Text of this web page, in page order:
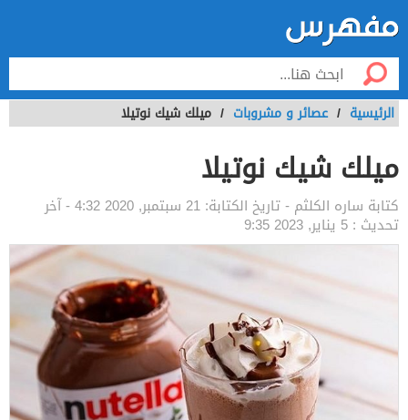
الرئيسية / عصائر و مشروبات / ميلك شيك نوتيلا
ميلك شيك نوتيلا
كتابة ساره الكلثم - تاريخ الكتابة: 21 سبتمبر, 2020 4:32 - آخر
تحديث : 5 يناير, 2023 9:35